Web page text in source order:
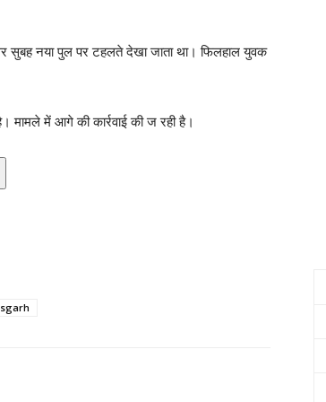
सुबह नया पुल पर टहलते देखा जाता था। फिलहाल युवक
में आगे की कार्रवाई की ज रही है।